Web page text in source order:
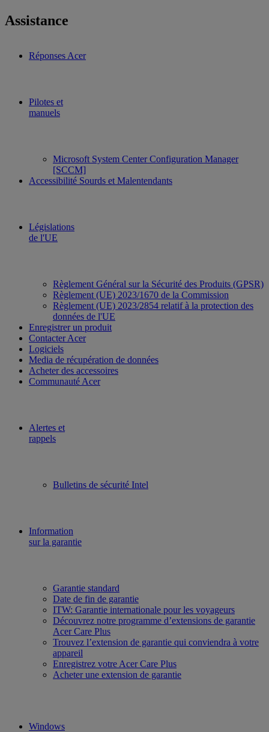
Assistance
Réponses Acer
Pilotes et
manuels
Microsoft System Center Configuration Manager
[SCCM]
Accessibilité Sourds et Malentendants
Législations
de l'UE
Règlement Général sur la Sécurité des Produits (GPSR)
Règlement (UE) 2023/1670 de la Commission
Règlement (UE) 2023/2854 relatif à la protection des
données de l'UE
Enregistrer un produit
Contacter Acer
Logiciels
Media de récupération de données
Acheter des accessoires
Communauté Acer
Alertes et
rappels
Bulletins de sécurité Intel
Information
sur la garantie
Garantie standard
Date de fin de garantie
ITW: Garantie internationale pour les voyageurs
Découvrez notre programme d’extensions de garantie
Acer Care Plus
Trouvez l’extension de garantie qui conviendra à votre
appareil
Enregistrez votre Acer Care Plus
Acheter une extension de garantie
Windows